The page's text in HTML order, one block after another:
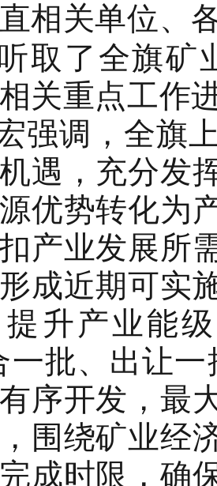
相关单位、
取了全旗矿
关重点工作
强调，全旗
遇，充分发
优势转化为
产业发展所
成近期可实
升产业能
一批、出让
序开发，最
围绕矿业经
成时限，确